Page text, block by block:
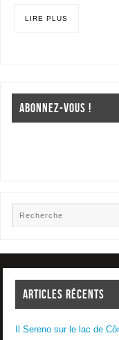
LIRE PLUS
ABONNEZ-VOUS !
ARTICLES RÉCENTS
Il Sereno sur le lac de